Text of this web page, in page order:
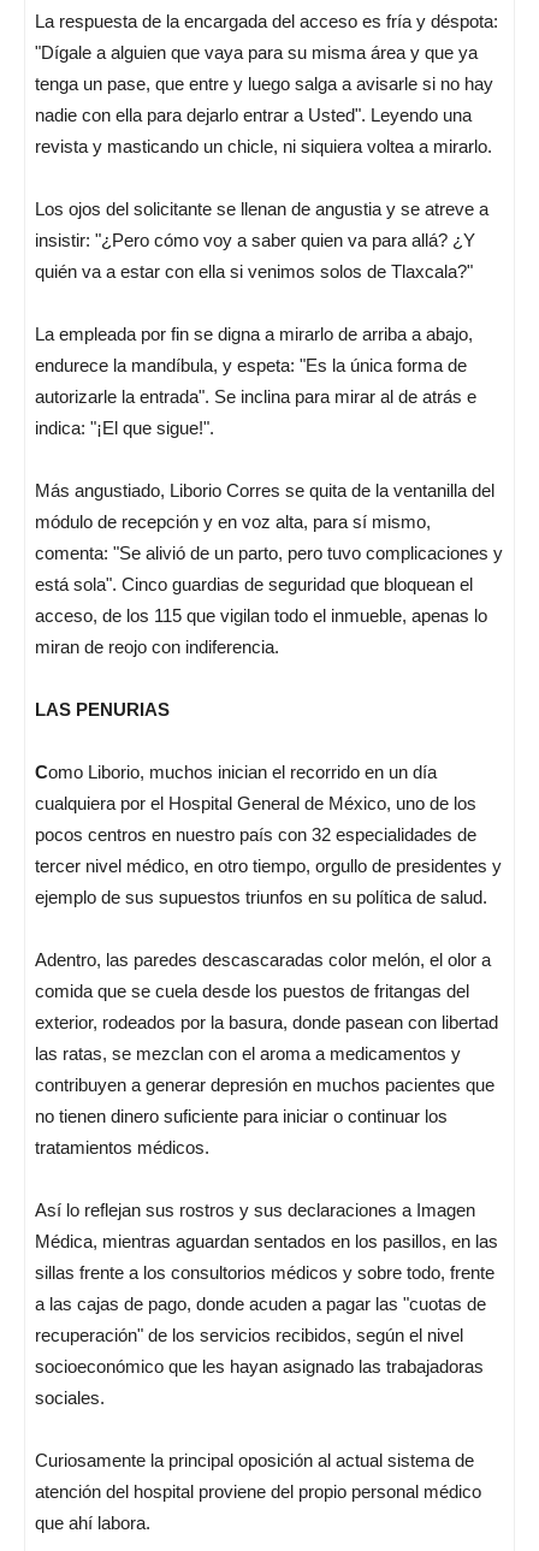
La respuesta de la encargada del acceso es fría y déspota:
"Dígale a alguien que vaya para su misma área y que ya
tenga un pase, que entre y luego salga a avisarle si no hay
nadie con ella para dejarlo entrar a Usted". Leyendo una
revista y masticando un chicle, ni siquiera voltea a mirarlo.
Los ojos del solicitante se llenan de angustia y se atreve a
insistir: "¿Pero cómo voy a saber quien va para allá? ¿Y
quién va a estar con ella si venimos solos de Tlaxcala?"
La empleada por fin se digna a mirarlo de arriba a abajo,
endurece la mandíbula, y espeta: "Es la única forma de
autorizarle la entrada". Se inclina para mirar al de atrás e
indica: "¡El que sigue!".
Más angustiado, Liborio Corres se quita de la ventanilla del
módulo de recepción y en voz alta, para sí mismo,
comenta: "Se alivió de un parto, pero tuvo complicaciones y
está sola". Cinco guardias de seguridad que bloquean el
acceso, de los 115 que vigilan todo el inmueble, apenas lo
miran de reojo con indiferencia.
LAS PENURIAS
Como Liborio, muchos inician el recorrido en un día
cualquiera por el Hospital General de México, uno de los
pocos centros en nuestro país con 32 especialidades de
tercer nivel médico, en otro tiempo, orgullo de presidentes y
ejemplo de sus supuestos triunfos en su política de salud.
Adentro, las paredes descascaradas color melón, el olor a
comida que se cuela desde los puestos de fritangas del
exterior, rodeados por la basura, donde pasean con libertad
las ratas, se mezclan con el aroma a medicamentos y
contribuyen a generar depresión en muchos pacientes que
no tienen dinero suficiente para iniciar o continuar los
tratamientos médicos.
Así lo reflejan sus rostros y sus declaraciones a Imagen
Médica, mientras aguardan sentados en los pasillos, en las
sillas frente a los consultorios médicos y sobre todo, frente
a las cajas de pago, donde acuden a pagar las "cuotas de
recuperación" de los servicios recibidos, según el nivel
socioeconómico que les hayan asignado las trabajadoras
sociales.
Curiosamente la principal oposición al actual sistema de
atención del hospital proviene del propio personal médico
que ahí labora.